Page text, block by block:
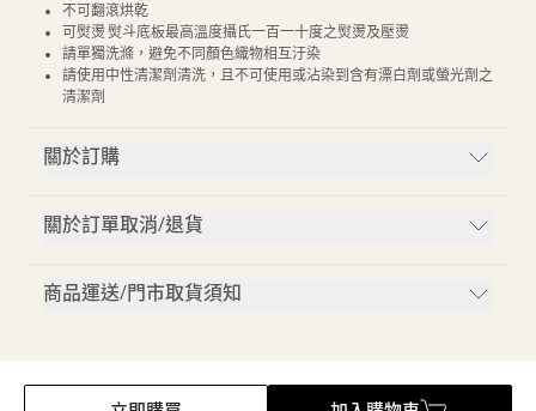
不可翻滾烘乾
可熨燙 熨斗底板最高溫度攝氏一百一十度之熨燙及壓燙
請單獨洗滌，避免不同顏色織物相互汙染
請使用中性清潔劑清洗，且不可使用或沾染到含有漂白劑或螢光劑之
清潔劑
關於訂購
關於訂單取消/退貨
商品運送/門市取貨須知